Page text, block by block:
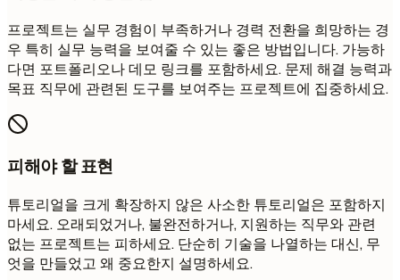
프로젝트는 실무 경험이 부족하거나 경력 전환을 희망하는 경
우 특히 실무 능력을 보여줄 수 있는 좋은 방법입니다. 가능하
다면 포트폴리오나 데모 링크를 포함하세요. 문제 해결 능력과
목표 직무에 관련된 도구를 보여주는 프로젝트에 집중하세요.
피해야 할 표현
튜토리얼을 크게 확장하지 않은 사소한 튜토리얼은 포함하지
마세요. 오래되었거나, 불완전하거나, 지원하는 직무와 관련
없는 프로젝트는 피하세요. 단순히 기술을 나열하는 대신, 무
엇을 만들었고 왜 중요한지 설명하세요.